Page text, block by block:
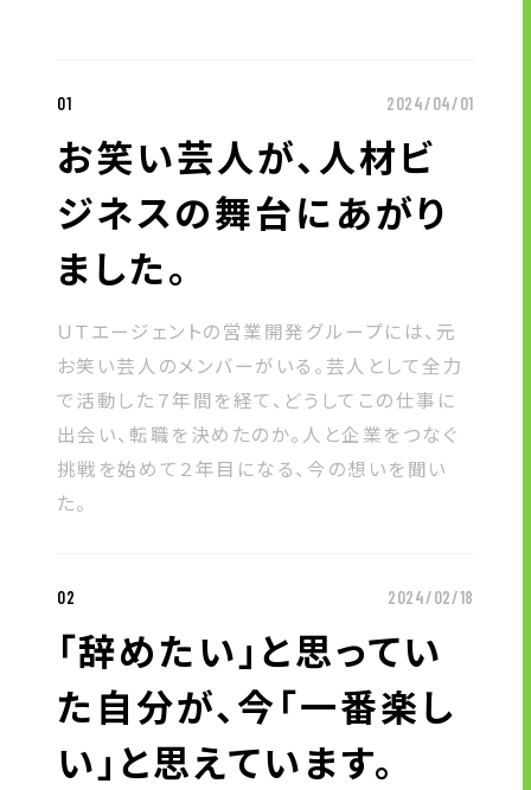
01 2024/04/01
お笑い芸人が、人材ビ
ジネスの舞台にあがり
ました。
ＵＴエージェントの営業開発グループには、元
お笑い芸人のメンバーがいる。芸人として全力
で活動した７年間を経て、どうしてこの仕事に
出会い、転職を決めたのか。人と企業をつなぐ
挑戦を始めて２年目になる、今の想いを聞い
た。
02 2024/02/18
「辞めたい」と思ってい
た自分が、今「一番楽し
い」と思えています。